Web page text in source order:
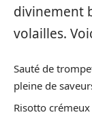
divinement
volailles.
Sauté de
pleine de
Risotto